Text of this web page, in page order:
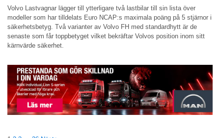
Volvo Lastvagnar lägger till ytterligare två lastbilar till sin lista över
modeller som har tilldelats Euro NCAP:s maximala poäng på 5 stjärnor i
säkerhetsbetyg. Två varianter av Volvo FH med standardhytt är de
senaste som får toppbetyget vilket bekräftar Volvos position inom sitt
kärnvärde säkerhet.